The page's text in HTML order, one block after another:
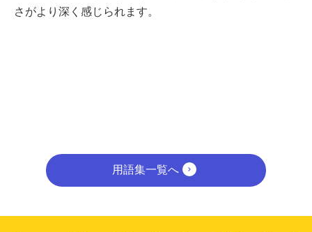
さがより深く感じられます。
用語集一覧へ